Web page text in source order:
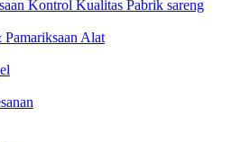
Kontrol Kualitas Pabrik sareng
Alat